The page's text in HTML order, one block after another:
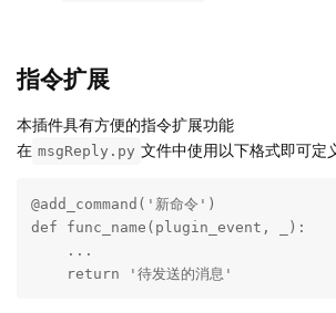
指令扩展
本插件具有方便的指令扩展功能
在 msgReply.py 文件中使用以下格式即可定
@add_command('新命令')
def func_name(plugin_event, _):
    ...
    return '待发送的消息'